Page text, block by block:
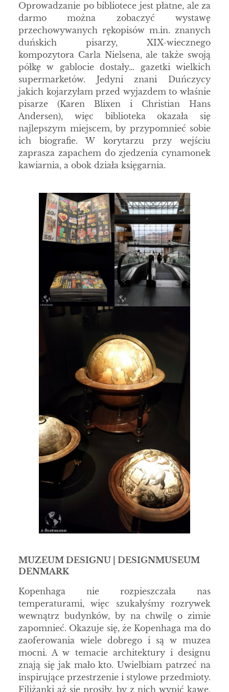
Oprowadzanie po bibliotece jest płatne, ale za
darmo można zobaczyć wystawę
przechowywanych rękopisów m.in. znanych
duńskich pisarzy, XIX-wiecznego
kompozytora Carla Nielsena, ale także swoją
półkę w gablocie dostały… gazetki wielkich
supermarketów. Jedyni znani Duńczycy
jakich kojarzyłam przed wyjazdem to właśnie
pisarze (Karen Blixen i Christian Hans
Andersen), więc biblioteka okazała się
najlepszym miejscem, by przypomnieć sobie
ich biografie. W korytarzu przy wejściu
zaprasza zapachem do zjedzenia cynamonek
kawiarnia, a obok działa księgarnia.
MUZEUM DESIGNU | DESIGNMUSEUM
DENMARK
Kopenhaga nie rozpieszczała nas
temperaturami, więc szukałyśmy rozrywek
wewnątrz budynków, by na chwilę o zimie
zapomnieć. Okazuje się, że Kopenhaga ma do
zaoferowania wiele dobrego i są w muzea
mocni. A w temacie architektury i designu
znają się jak mało kto. Uwielbiam patrzeć na
inspirujące przestrzenie i stylowe przedmioty.
Filiżanki aż się prosiły, by z nich wypić kawę,